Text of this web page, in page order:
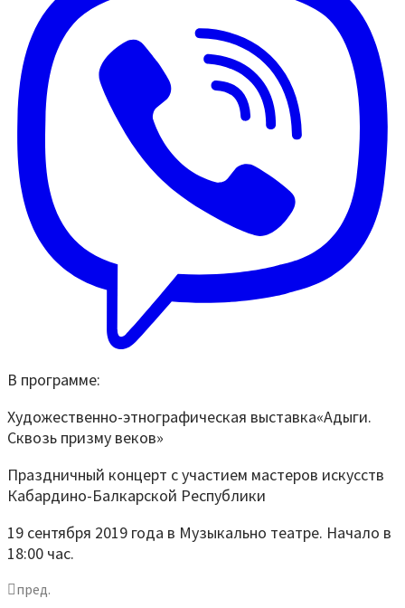
В программе:
Художественно-этнографическая выставка«Адыги.
Сквозь призму веков»
Праздничный концерт с участием мастеров искусств
Кабардино-Балкарской Республики
19 сентября 2019 года в Музыкально театре. Начало в
18:00 час.
пред.